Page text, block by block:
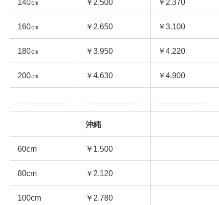
140㎝ ￥2.500 ￥2.370
160㎝ ￥2.650 ￥3.100
180㎝ ￥3.950 ￥4.220
200㎝ ￥4.630 ￥4.900
沖縄
60cm ￥1.500
80cm ￥2.120
100cm ￥2.780